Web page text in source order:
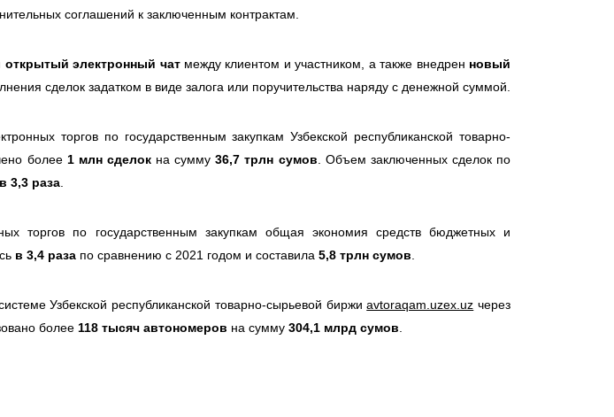
соглашений к заключенным контрактам.
открытый электронный чатмежду клиентом и участником, а также внедрен новый
сделок задатком в виде залога или поручительства наряду с денежной суммой.
торгов по государственным закупкам Узбекской республиканской товарно-
более 1 млн сделокна сумму36,7 трлн сумов. Объем заключенных сделок по
в 3,3 раза.
торгов по государственным закупкам общая экономия средств бюджетных и
в 3,4 раза по сравнению с 2021 годом и составила 5,8 трлн сумов.
Узбекской республиканской товарно-сырьевой биржиavtoraqam.uzex.uz через
более 118 тысяч автономеров на сумму 304,1 млрд сумов.